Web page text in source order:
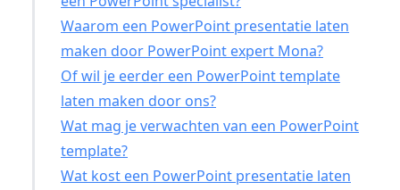
Waarom een PowerPoint presentatie laten
maken door PowerPoint expert Mona?
Of wil je eerder een PowerPoint template
laten maken door ons?
Wat mag je verwachten van een PowerPoint
template?
Wat kost een PowerPoint presentatie laten